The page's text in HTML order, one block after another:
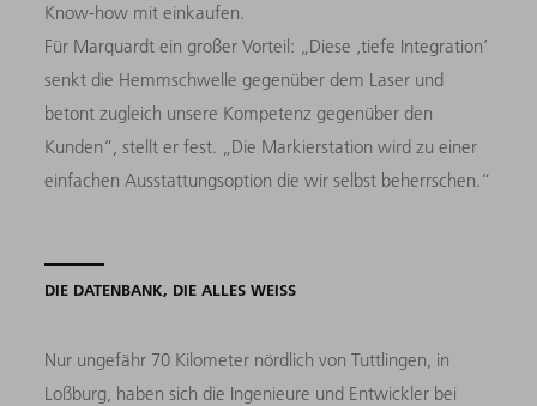
Know-how mit einkaufen.
Für Marquardt ein großer Vorteil: „Diese ‚tiefe Integration‘
senkt die Hemmschwelle gegenüber dem Laser und
betont zugleich unsere Kompetenz gegenüber den
Kunden“, stellt er fest. „Die Markierstation wird zu einer
einfachen Ausstattungsoption die wir selbst beherrschen.“
DIE DATENBANK, DIE ALLES WEISS
Nur ungefähr 70 Kilometer nördlich von Tuttlingen, in
Loßburg, haben sich die Ingenieure und Entwickler bei